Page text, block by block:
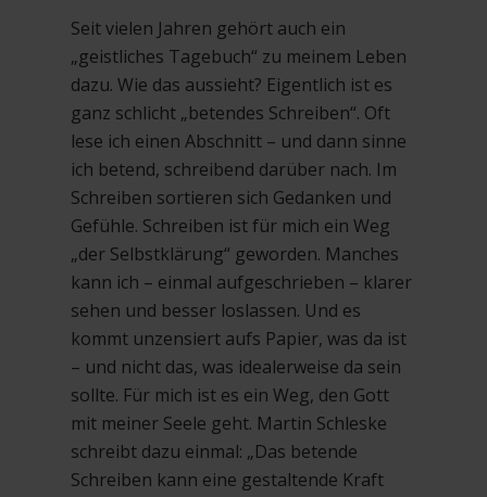
Seit vielen Jahren gehört auch ein
„geistliches Tagebuch“ zu meinem Leben
dazu. Wie das aussieht? Eigentlich ist es
ganz schlicht „betendes Schreiben“. Oft
lese ich einen Abschnitt – und dann sinne
ich betend, schreibend darüber nach. Im
Schreiben sortieren sich Gedanken und
Gefühle. Schreiben ist für mich ein Weg
„der Selbstklärung“ geworden. Manches
kann ich – einmal aufgeschrieben – klarer
sehen und besser loslassen. Und es
kommt unzensiert aufs Papier, was da ist
– und nicht das, was idealerweise da sein
sollte. Für mich ist es ein Weg, den Gott
mit meiner Seele geht. Martin Schleske
schreibt dazu einmal: „Das betende
Schreiben kann eine gestaltende Kraft